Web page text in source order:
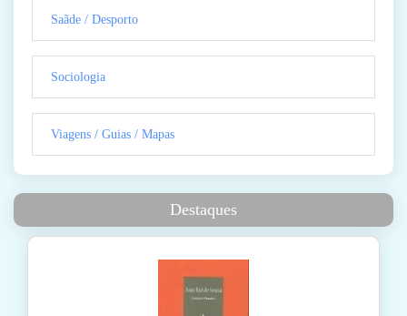
Saãde / Desporto
Sociologia
Viagens / Guias / Mapas
Destaques